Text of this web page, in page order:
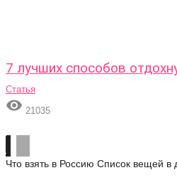
7 лучших способов
Статья
 21035
Что взять в Россию Список вещей в